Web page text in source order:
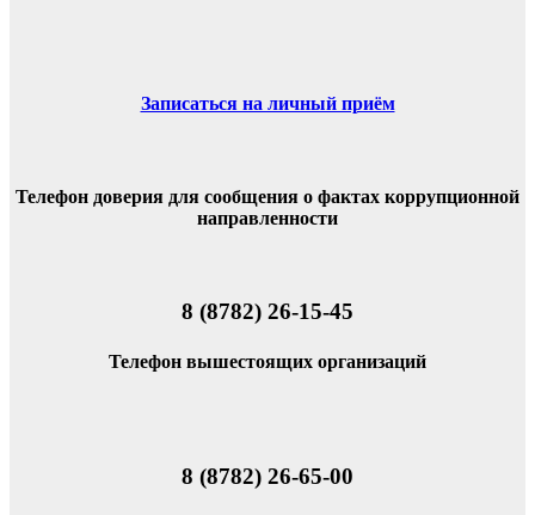
Записаться на личный приём
Телефон доверия для сообщения о фактах коррупционной
направленности
8 (8782) 26-15-45
Телефон вышестоящих организаций
8 (8782) 26-65-00